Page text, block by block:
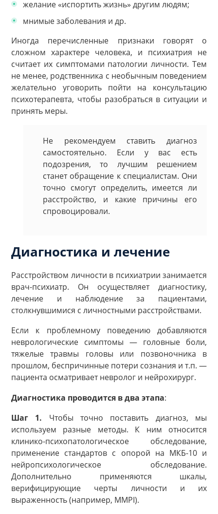
желание «испортить жизнь» другим людям;
мнимые заболевания и др.
Иногда перечисленные признаки говорят о
сложном характере человека, и психиатрия не
считает их симптомами патологии личности. Тем
не менее, родственника с необычным поведением
желательно уговорить пойти на консультацию
психотерапевта, чтобы разобраться в ситуации и
принять меры.
Не рекомендуем ставить диагноз
самостоятельно. Если у вас есть
подозрения, то лучшим решением
станет обращение к специалистам. Они
точно смогут определить, имеется ли
расстройство, и какие причины его
спровоцировали.
Диагностика и лечение
Расстройством личности в психиатрии занимается
врач-психиатр. Он осуществляет диагностику,
лечение и наблюдение за пациентами,
столкнувшимися с личностными расстройствами.
Если к проблемному поведению добавляются
неврологические симптомы — головные боли,
тяжелые травмы головы или позвоночника в
прошлом, беспричинные потери сознания и т.п. —
пациента осматривает невролог и нейрохирург.
Диагностика проводится в два этапа:
Шаг 1. Чтобы точно поставить диагноз, мы
используем разные методы. К ним относится
клинико-психопатологическое обследование,
применение стандартов с опорой на МКБ-10 и
нейропсихологическое обследование.
Дополнительно применяются шкалы,
верифицирующие черты личности и их
выраженность (например, MMPI).